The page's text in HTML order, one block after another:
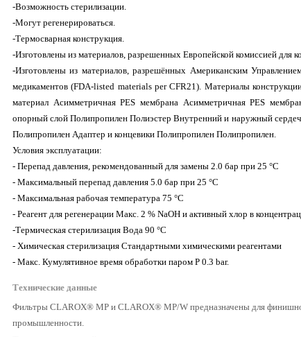
-Возможность стерилизации.
-Могут регенерироваться.
-Термосварная конструкция.
-Изготовлены из материалов, разрешенных Европейской комиссией для
-Изготовлены из материалов, разрешённых Американским
медикаментов (FDA-listed materials per CFR21). Материалы
материал Асимметричная PES мембрана Асимметричная PES
опорный слой Полипропилен Полиэстер Внутренний и наружный
Полипропилен Адаптер и концевики Полипропилен Полипропилен.
Условия эксплуатации:
- Перепад давления, рекомендованный для замены 2.0 бар при 25 °C
- Максимальный перепад давления 5.0 бар при 25 °C
- Максимальная рабочая температура 75 °C
- Реагент для регенерации Макс. 2 % NaOH и активный хлор в
-Термическая стерилизация Вода 90 °C
- Химическая стерилизация Стандартными химическими реагентами
- Макс. Кумулятивное время обработки паром P 0.3 bar.
Технические данные
Фильтры CLAROX® MP и CLAROX® MP/W предназначены для
промышленности.